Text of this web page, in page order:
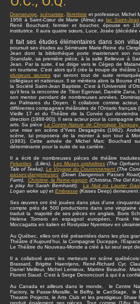
Dramaturge scénariste librettiste et professeur, Michel
1958 à Saint-Cœur de Marie (Alma) au lac Saint-Jean
René Bouchard, fermier et boucher, épouse en
institutrice. Il aura quatre sœurs, Luce, Josée (décédée
Il fait ses études élémentaires dans son
poursuit ses études au Séminaire Marie-Reine du
Jean dont la bibliothèque porte maintenant son
Scandale , sa première pièce, à la salle Bellevue à
Jean. Par la suite, il se dirige vers le Cégep de
en tourisme. C’est alors qu’il crée la troupe de théâtre
plusieurs œuvres qui seront tout de suite
collégiaux et nationaux. Il se méritera alors la Bourse
la Société Saint-Jean Baptiste. C’est à l’Université
qu’il fera la rencontre de Tibor Egervari, Danièle Zana,
son mentor pendant de nombreuses années,
au Palmares du Doyen. Il collabore comme
différentes compagnies théâtrales de l’Ontario français
Vieille 17 et du Théâtre de la Corvée qui
direction (1988-90)). Il sera acteur pour la compagnie
arts. Sa pièce La Contre-Nature de Chrysippe
une mise en scène d’Yves Desgagnés (1982).
scène, lui proposera de la monter à son tour à
(1983). Cette arrivée de Michel Marc Bouchard
déterminante pour la suite de sa carrière.
Il a écrit de nombreuses pièces de théâtre
Feluettes (Lilies) Les Muses orphelines (The
Tale of Teeka)
Le Voyage du Couronnement (The
passes-dangereuses (Down Dangerous Passes Road)
Farm)
Christine , la Reine-garçon (Christina,The Girl
a play for Sarah Bernhardt),
La Nuit où Laurier
Logan woke up) et Embrasse (Kisses Deep) demeurent
Ses œuvres ont été jouées dans plus d’une
compte près de 500 productions dans une
traduit la majorité de ses pièces en anglais, Boris
Helena Tornero en espagnol européen, Frank
Moccagatta en italien et Rostyslav Nyemtsev en
Au Québec, elles ont été présentées dans les plus
Théâtre d’Aujourd’hui, la Compagnie Duceppe,
Le Théâtre du Nouveau-Monde a créé à lui seul sept
Il a collaboré avec les metteurs en scène
Brassard, Brigitte Haentjens, René-Richard Cyr,
Daniel Meilleur, Michel Lemieux, Martine Beaulne.
Florent Siaud. C'est à Serge Denoncourt à qui il a
Au Canada et ailleurs dans le monde, le Centre
Factory, le Passe-Muraille, le Belfry, le CanStage, le
Theatre Projects, le Arts Club et les prestigieux Shaw
produit également ses pièces. Tout comme l’Ubu